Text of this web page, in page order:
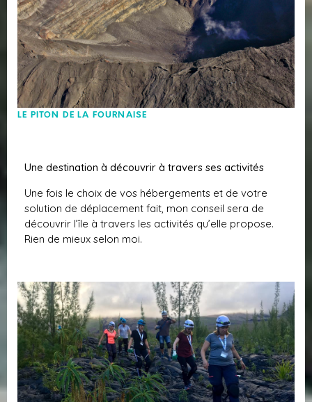
LE PITON DE LA FOURNAISE
Une destination à découvrir à travers ses activités
Une fois le choix de vos hébergements et de votre
solution de déplacement fait, mon conseil sera de
découvrir l’île à travers les activités qu’elle propose.
Rien de mieux selon moi.